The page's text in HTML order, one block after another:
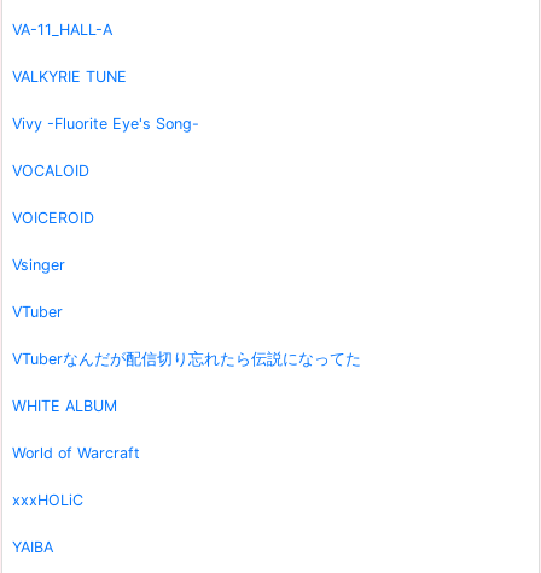
VA-11_HALL-A
VALKYRIE TUNE
Vivy -Fluorite Eye's Song-
VOCALOID
VOICEROID
Vsinger
VTuber
VTuberなんだが配信切り忘れたら伝説になってた
WHITE ALBUM
World of Warcraft
xxxHOLiC
YAIBA